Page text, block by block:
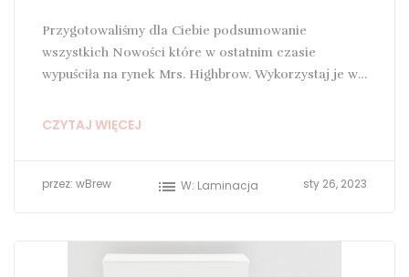
Przygotowaliśmy dla Ciebie podsumowanie
wszystkich Nowości które w ostatnim czasie
wypuściła na rynek Mrs. Highbrow. Wykorzystaj je w
CZYTAJ WIĘCEJ
przez: wBrew list W: Laminacja sty 26, 2023